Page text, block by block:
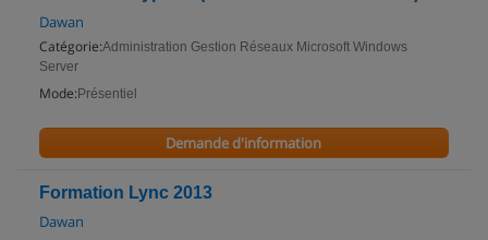
Dawan
Catégorie:Administration Gestion Réseaux Microsoft Windows
Server
Mode: Présentiel
Demande d'information
Formation Lync 2013
Dawan